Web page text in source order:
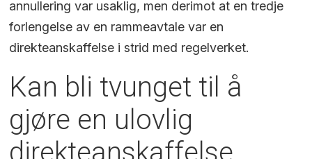
annullering var usaklig, men derimot at en tredje
forlengelse av en rammeavtale var en
direkteanskaffelse i strid med regelverket.
Kan bli tvunget til å
gjøre en ulovlig